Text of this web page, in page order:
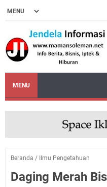
MENU
Beranda / Ilmu Pengetahuan
Daging Merah